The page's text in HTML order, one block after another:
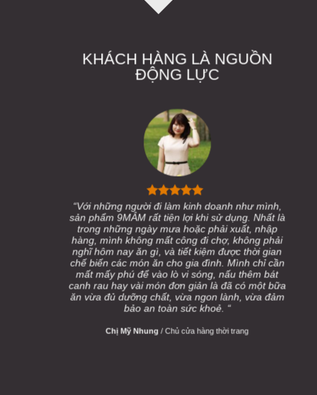
KHÁCH HÀNG LÀ NGUỒN
ĐỘNG LỰC
“Với những người đi làm kinh doanh như mình,
sản phẩm 9MẮM rất tiện lợi khi sử dụng. Nhất là
trong những ngày mưa hoặc phải xuất, nhập
hàng, mình không mất công đi chợ, không phải
nghĩ hôm nay ăn gì, và tiết kiệm được thời gian
chế biến các món ăn cho gia đình. Mình chỉ cần
mất mấy phú để vào lò vi sóng, nấu thêm bát
canh rau hay vài món đơn giản là đã có một bữa
ăn vừa đủ dưỡng chất, vừa ngon lành, vừa đảm
bảo an toàn sức khoẻ. “
Chị Mỹ Nhung /Chủ cửa hàng thời trang